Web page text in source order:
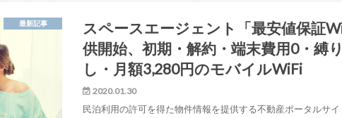
最新記事
スペースエージェント「最安値保証
供開始、初期・解約・端末費用0・縛
し・月額3,280円のモバイルWiFi
2020.01.30
民泊利用の許可を得た物件情報を提供する不動産ポータルサ